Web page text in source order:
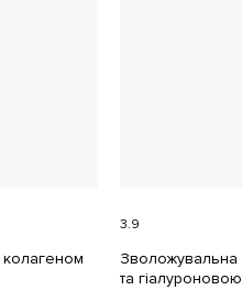
колагеном
3.9
Зволожувальна
та